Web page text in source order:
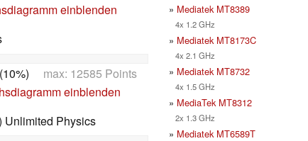
einblenden
max: 12585 Points
einblenden
Unlimited Physics
» Mediatek MT8389
4x 1.2 GHz
» Mediatek MT8173C
4x 2.1 GHz
» Mediatek MT8732
4x 1.5 GHz
» MediaTek MT8312
2x 1.3 GHz
» Mediatek MT6589T